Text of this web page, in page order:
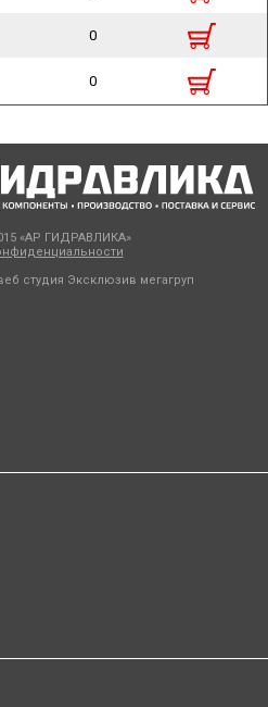
0
0
«АР ГИДРАВЛИКА»
студия Эксклюзив мегагруп